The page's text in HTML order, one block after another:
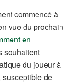
commencé à
vue du prochain
en
souhaitent
du joueur à
susceptible de